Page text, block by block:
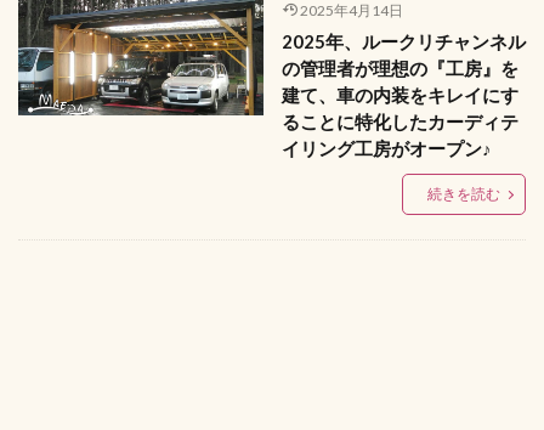
2025年4月14日
2025年、ルークリチャンネル
の管理者が理想の『工房』を
建て、車の内装をキレイにす
ることに特化したカーディテ
イリング工房がオープン♪
続きを読む